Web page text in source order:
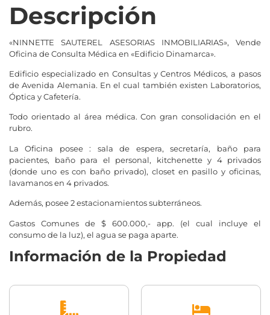
Descripción
«NINNETTE SAUTEREL ASESORIAS INMOBILIARIAS», Vende
Oficina de Consulta Médica en «Edificio Dinamarca».
Edificio especializado en Consultas y Centros Médicos, a pasos
de Avenida Alemania. En el cual también existen Laboratorios,
Óptica y Cafetería.
Todo orientado al área médica. Con gran consolidación en el
rubro.
La Oficina posee : sala de espera, secretaría, baño para
pacientes, baño para el personal, kitchenette y 4 privados
(donde uno es con baño privado), closet en pasillo y oficinas,
lavamanos en 4 privados.
Además, posee 2 estacionamientos subterráneos.
Gastos Comunes de $ 600.000,- app. (el cual incluye el
consumo de la luz), el agua se paga aparte.
Información de la Propiedad